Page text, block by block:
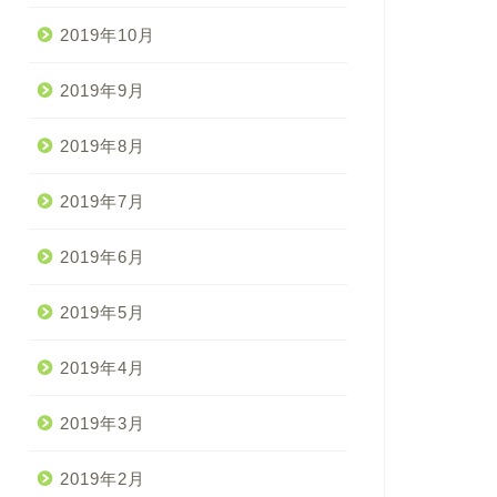
2019年10月
2019年9月
2019年8月
2019年7月
2019年6月
2019年5月
2019年4月
2019年3月
2019年2月